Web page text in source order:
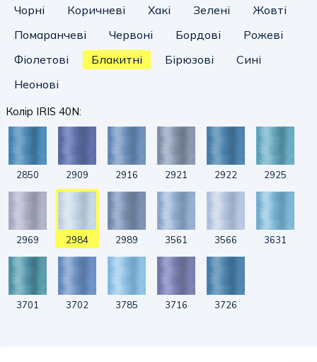
Чорні
Коричневі Хакі Зелені
Жовті
Помаранчеві
Червоні Бордові
Рожеві
Фіолетові
Блакитні Бірюзові
Сині
Неонові
Колір IRIS 40N:
2850 2909 2916 2921 2922 2925
2969 2984 2989 3561 3566 3631
3701 3702 3785 3716 3726